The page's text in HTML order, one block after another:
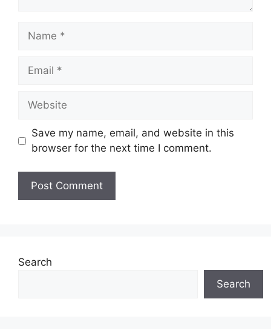
Name
Email
Website
Save my name, email, and website in this
browser for the next time I comment.
Search
Search